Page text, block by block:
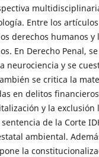
Entre los
derechos humanos
En Derecho Penal,
neurociencia y se
se critica la
en delitos
y la exclusión
de la Corte
ambiental.
la